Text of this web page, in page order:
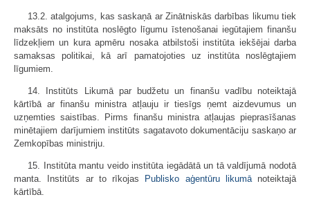
13.2. atalgojums, kas saskaņā ar Zinātniskās darbības likumu tiek
maksāts no institūta noslēgto līgumu īstenošanai iegūtajiem finanšu
līdzekļiem un kura apmēru nosaka atbilstoši institūta iekšējai darba
samaksas politikai, kā arī pamatojoties uz institūta noslēgtajiem
līgumiem.
14. Institūts Likumā par budžetu un finanšu vadību noteiktajā
kārtībā ar finanšu ministra atļauju ir tiesīgs ņemt aizdevumus un
uzņemties saistības. Pirms finanšu ministra atļaujas pieprasīšanas
minētajiem darījumiem institūts sagatavoto dokumentāciju saskaņo ar
Zemkopības ministriju.
15. Institūta mantu veido institūta iegādātā un tā valdījumā nodotā
manta. Institūts ar to rīkojas
Publisko aģentūru likumānoteiktajā
kārtībā.